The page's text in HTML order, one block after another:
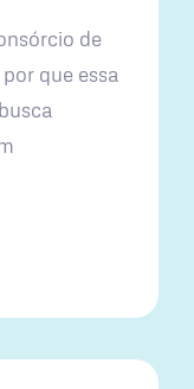
de
que essa